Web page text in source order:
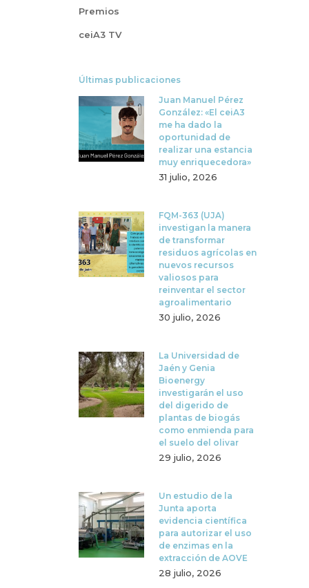
Premios
ceiA3 TV
Últimas publicaciones
Juan Manuel Pérez
González: «El ceiA3
me ha dado la
oportunidad de
realizar una estancia
muy enriquecedora»
31 julio, 2026
FQM-363 (UJA)
investigan la manera
de transformar
residuos agrícolas en
nuevos recursos
valiosos para
reinventar el sector
agroalimentario
30 julio, 2026
La Universidad de
Jaén y Genia
Bioenergy
investigarán el uso
del digerido de
plantas de biogás
como enmienda para
el suelo del olivar
29 julio, 2026
Un estudio de la
Junta aporta
evidencia científica
para autorizar el uso
de enzimas en la
extracción de AOVE
28 julio, 2026